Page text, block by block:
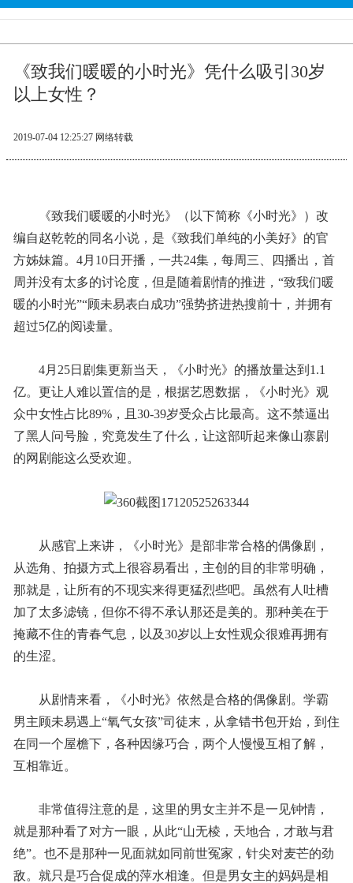
《致我们暖暖的小时光》凭什么吸引30岁
以上女性？
2019-07-04 12:25:27 网络转载
《致我们暖暖的小时光》（以下简称《小时光》）改
编自赵乾乾的同名小说，是《致我们单纯的小美好》的官
方姊妹篇。4月10日开播，一共24集，每周三、四播出，首
周并没有太多的讨论度，但是随着剧情的推进，“致我们暖
暖的小时光”“顾未易表白成功”强势挤进热搜前十，并拥有
超过5亿的阅读量。
4月25日剧集更新当天，《小时光》的播放量达到1.1
亿。更让人难以置信的是，根据艺恩数据，《小时光》观
众中女性占比89%，且30-39岁受众占比最高。这不禁逼出
了黑人问号脸，究竟发生了什么，让这部听起来像山寨剧
的网剧能这么受欢迎。
从感官上来讲，《小时光》是部非常合格的偶像剧，
从选角、拍摄方式上很容易看出，主创的目的非常明确，
那就是，让所有的不现实来得更猛烈些吧。虽然有人吐槽
加了太多滤镜，但你不得不承认那还是美的。那种美在于
掩藏不住的青春气息，以及30岁以上女性观众很难再拥有
的生涩。
从剧情来看，《小时光》依然是合格的偶像剧。学霸
男主顾未易遇上“氧气女孩”司徒末，从拿错书包开始，到住
在同一个屋檐下，各种因缘巧合，两个人慢慢互相了解，
互相靠近。
非常值得注意的是，这里的男女主并不是一见钟情，
就是那种看了对方一眼，从此“山无棱，天地合，才敢与君
绝”。也不是那种一见面就如同前世冤家，针尖对麦芒的劲
敌。就只是巧合促成的萍水相逢。但是男女主的妈妈是相